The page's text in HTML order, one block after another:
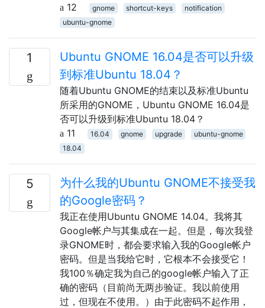
12
gnome shortcut-keys
notification
ubuntu-gnome
1
Ubuntu GNOME 16.04是否可以升级
到标准Ubuntu 18.04？
随着Ubuntu GNOME的结束以及标准Ubuntu
所采用的GNOME，Ubuntu GNOME 16.04是
否可以升级到标准Ubuntu 18.04？
11
16.04 gnome upgrade
ubuntu-gnome
18.04
5
为什么我的Ubuntu GNOME不接受我
的Google密码？
我正在使用Ubuntu GNOME 14.04。我将其
Google帐户与其集成在一起。但是，每次我登
录GNOME时，都会要求输入我的Google帐户
密码。但是当我给它时，它根本不会接受它！
我100％确定我为自己的google帐户输入了正
确的密码（目前尚无两步验证。我以前使用
过，但现在不使用。）由于此密码不起作用，